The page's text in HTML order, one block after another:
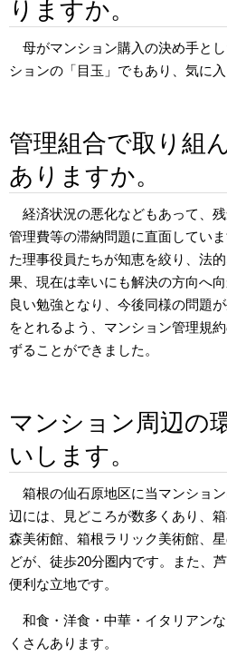
りますか。
母がマンション購入の決め手と
ションの「目玉」でもあり、気に入
管理組合で取り組
ありますか。
経済状況の悪化などもあって、
管理費等の滞納問題に直面してい
た理事役員たちが知恵を絞り、法
果、現在は幸いにも解決の方向へ
良い勉強となり、今後同様の問題
をとれるよう、マンション管理規
ずることができました。
マンション周辺の
いします。
箱根の仙石原地区に当マンショ
辺には、見どころが数多くあり、
森美術館、箱根ラリック美術館、
どが、徒歩20分圏内です。また、
便利な立地です。
和食・洋食・中華・イタリアン
くさんあります。